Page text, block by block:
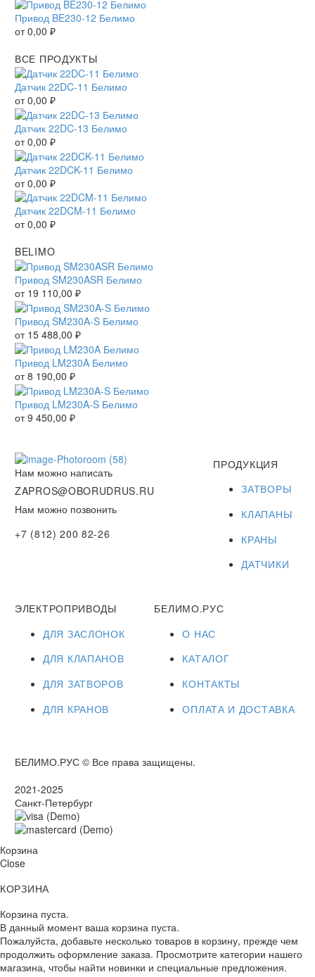
Привод BE230-12 Белимо
от0,00 ₽
ВСЕ ПРОДУКТЫ
Датчик 22DC-11 Белимо
от0,00 ₽
Датчик 22DC-13 Белимо
от0,00 ₽
Датчик 22DCK-11 Белимо
от0,00 ₽
Датчик 22DCM-11 Белимо
от0,00 ₽
BELIMO
Привод SM230ASR Белимо
от 19 110,00 ₽
Привод SM230A-S Белимо
от 15 488,00 ₽
Привод LM230A Белимо
от8 190,00 ₽
Привод LM230A-S Белимо
от9 450,00 ₽
Нам можно написать
ZAPROS@OBORUDRUS.RU
Нам можно позвонить
+7 (812) 200 82-26
ПРОДУКЦИЯ
ЗАТВОРЫ
КЛАПАНЫ
КРАНЫ
ДАТЧИКИ
ЭЛЕКТРОПРИВОДЫ
ДЛЯ ЗАСЛОНОК
ДЛЯ КЛАПАНОВ
ДЛЯ ЗАТВОРОВ
ДЛЯ КРАНОВ
БЕЛИМО.РУС
О НАС
КАТАЛОГ
КОНТАКТЫ
ОПЛАТА И ДОСТАВКА
БЕЛИМО.РУС © Все права защищены.
2021-2025
Санкт-Петербург
Корзина
Close
КОРЗИНА
Корзина пуста.
В данный момент ваша корзина пуста.
Пожалуйста, добавьте несколько товаров в корзину, прежде чем
продолжить оформление заказа. Просмотрите категории нашего
магазина, чтобы найти новинки и специальные предложения.